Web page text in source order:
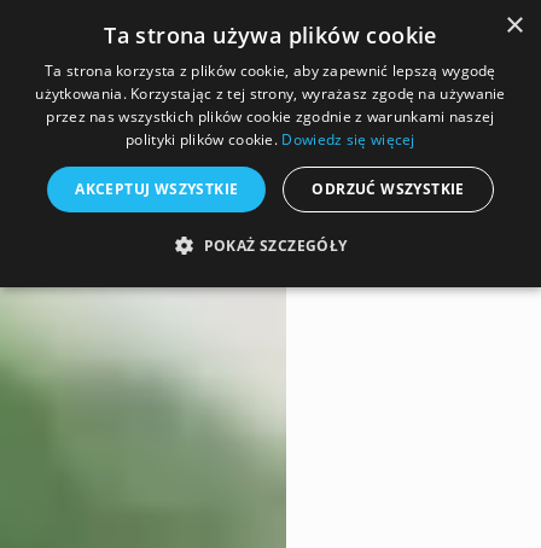
Zamów kontakt 733-850-850
Startseite/Für Investoren
×
Ta strona używa plików cookie
Ta strona korzysta z plików cookie, aby zapewnić lepszą wygodę
użytkowania. Korzystając z tej strony, wyrażasz zgodę na używanie
przez nas wszystkich plików cookie zgodnie z warunkami naszej
polityki plików cookie. Dowiedz się więcej
AKCEPTUJ WSZYSTKIE ODRZUĆ WSZYSTKIE
POKAŻ SZCZEGÓŁY